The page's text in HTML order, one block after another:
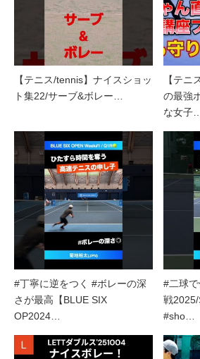
【テニス/tennis】ナイスショッ
ト集22/サーブ&ボレー…
【テニ
の最強
な女子…
#丁寧に逆をつく #ボレーの深
さが最高【BLUE SIX
OP2024…
#二球
戦
#sho…